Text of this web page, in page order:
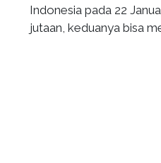
Indonesia pada 22
jutaan, keduanya bisa